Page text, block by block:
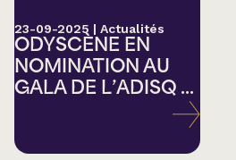
23-09-2025 | Actualités
ODYSCÈNE EN
NOMINATION AU
GALA DE L’ADISQ ...